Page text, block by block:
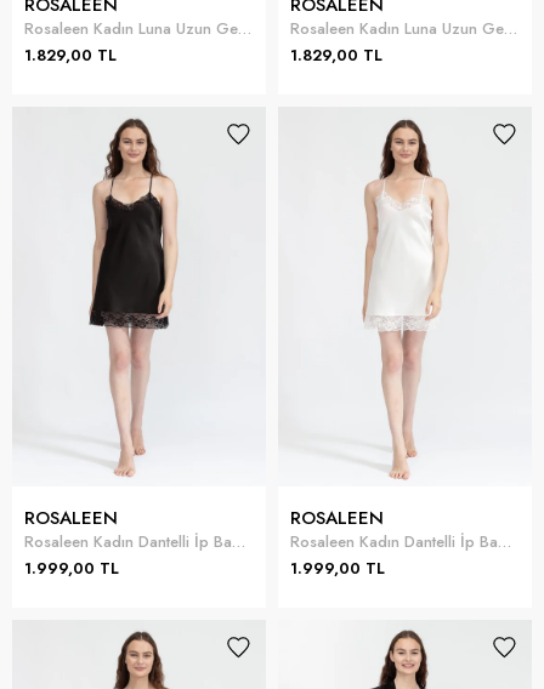
Rosaleen Kadın Luna Uzun Gecelik
1.829,00 TL
Rosaleen Kadın Luna Uzun Gecelik
1.829,00 TL
ROSALEEN
Rosaleen Kadın Dantelli İp Bağlamalı Kısa Gecelik
1.999,00 TL
ROSALEEN
Rosaleen Kadın Dantelli İp Bağlamalı Kısa Gecelik
1.999,00 TL